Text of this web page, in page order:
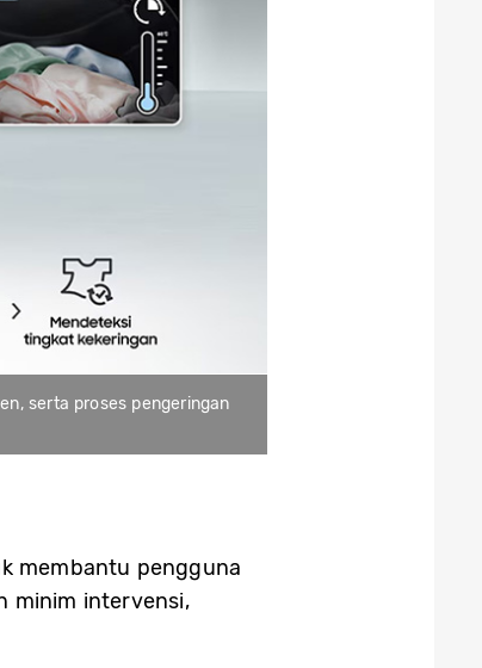
serta proses pengeringan
membantu pengguna
minim intervensi,